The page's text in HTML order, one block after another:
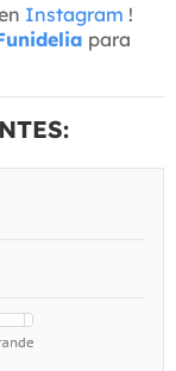
Instagram !
para